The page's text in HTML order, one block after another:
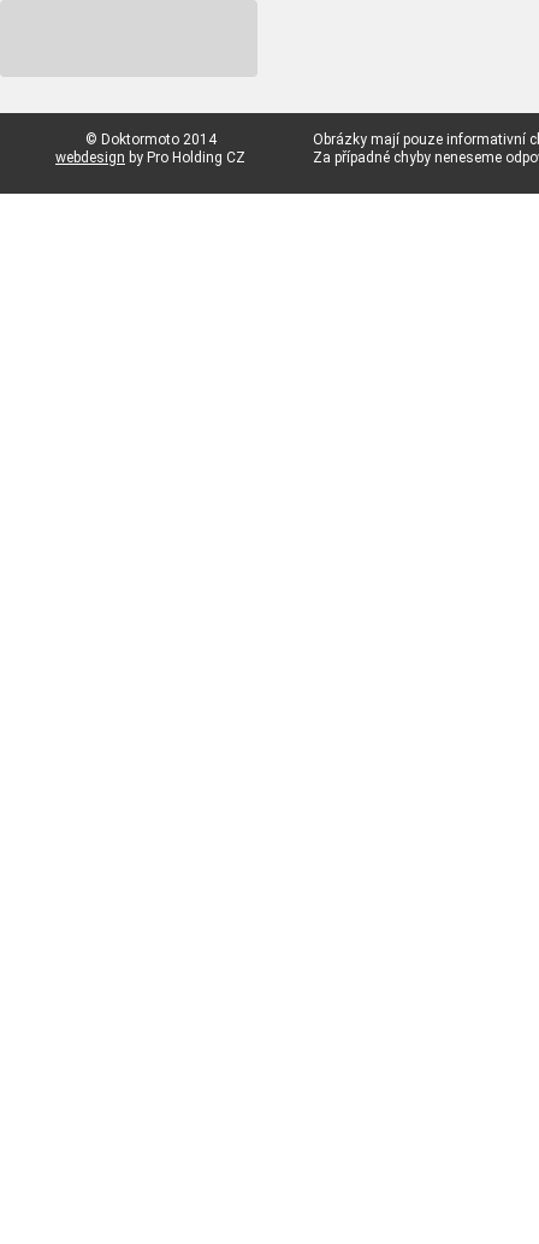
© Doktormoto 2014
webdesign by Pro Holding CZ
Obrázky mají pouze informativní
Za případné chyby neneseme